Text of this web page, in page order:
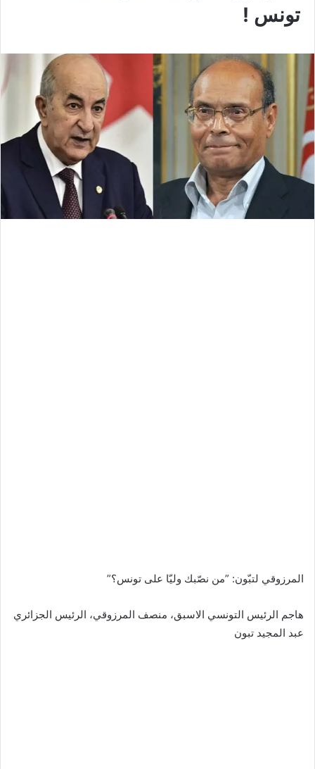
تونس !
المرزوقي لتبّون: ”من نصّبك وليّا على تونس؟”
هاجم الرئيس التونسي الاسبق، منصف المرزوقي، الرئيس الجزائري
عبد المجيد تبون